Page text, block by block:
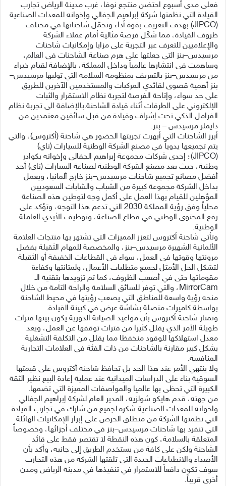
فعلى مدى أسبوع احتضن منتجع نوفا، غرب مدينة الرياض تجارب
القيادة التي نظمتها شركة إبراهيم الجفالي وإخوانه للمعدات الصناعية
(JIPCO) بهدف التعريف بقوة أداء وتحمّل شاحناتها في مختلف
ظروف القيادة، مما شكّل فرصة مثالية أمام عملاء الشركة
والإعلاميين للتعرف عبر التجربة على مزايا وإمكانيات شاحنات
مرسيدس–بنز التي جعلتها على هرم صناعة الشاحنات في العالم،
وساهمت في انتشارها عالمياً وداخل المملكة، بالإضافة لقيام خبراء
من مرسيدس–بنز بالتعريف بمنظومة السلامة التي توليها مرسيدس–
بنز أهمية قصوى لقائدي المركبات والمستخدمين الآخرين للطريق
على حد سواء، وإتاحة الفرصة لتجربة نظام الاستقرار والثبات
الإلكتروني على الطرقات أثناء قيادة الشاحنة.بالإضافة الى تجربة نظام
الفرامل الذكي تحت إشراف وقيادة من قبل سائقين معتمدين من
دايملر مرسيدس – بنز.
أبرز الشاحنات التي أبهرت تجربتها الحضور هي شاحنة (أكتروس)، والتي
يتم تجميعها يدوياً في مصنع الشركة الوطنية للسيارات (ناي)
(JIPCO)؛ إحدى شركات مجموعة إبراهيم الجفالي وإخوانه بكوادر
وطنية، حيث يعد مصنع الشركة الوطنية لصناعة السيارات (ناي) أحد
أفضل مصانع تجميع شاحنات مرسيدس–بنز خارج ألمانيا، ويعمل
بداخل الشركة مجموعة كبيرة من الشباب والشابات السعوديين
المؤهلين للقيام بهذا العمل على أكمل وجه لتوطين هذه الصناعة
محلياً وفق رؤية المملكة 2030 التي تدعم هذا التوجه، وتؤكد على
رفع المحتوى الوطني في قطاع الصناعة، وتوظيف الأيدي العاملة
الوطنية.
وتأتي شاحنة أكتروس لتعزز المميزات التي تشتهر بها منتجات العلامة
الألمانية الشهيرة مرسيدس–بنز، والمخصصة للمهام الثقيلة بفضل
مرونتها وقوتها في العمل، سواء في القطاعات الخفيفة أو الثقيلة
لتشكل الحل الأمثل لجميع متطلبات الأعمال، ولمتانتها وكفاءة
مقوماتها حتى في أصعب الظروف، كما تم تزويدها بتقنية الـ
MirrorCam، والتي توفر للسائق السلامة والراحة التامة من خلال
منحه رؤية واسعة للمناطق التي يصعب رؤيتها في محيط الشاحنة
بواسطة كاميرات متصلة بشاشة عرض في كبينة القيادة.
وتمتاز شاحنة أكتروس بأن مواعيد الصيانة الدورية يكون بينها فترات
طويلة الأمر الذي يقلل كثيرا من فترات توقفها عن العمل، ويعد
معدل استهلاكها للوقود منخفظا مما يقلل من التكلفة التشغلية
بشكل كبير مقارنة بالشاحنات من ذات الفئة في العلامات التجارية
المنافسة.
ولا ينتهي الأمر عند هذا الحد بل تحافظ شاحنة أكتروس على قيمتها
السوقية بناء على الدراسات الميدانية عند عملية إعادة البيع نظير الثقة
الكبيرة التي تحظى بها عالميا والمواصفات المميزة التي تضمها.
من جهته، قدم هايكو شولزيه، المدير العام لشركة إبراهيم الجفالي
واخوانه للمعدات الصناعية شكره لجميع من شارك في تجارب القيادة
التي نظمتها الشركة من منطلق الحرص على إبراز الإمكانيات الهائلة
التي تنفرد بها شاحنات مرسيدس–بنز في مختلف أجزائها، وخصوصاً
المتعلقة بالسلامة، كون هذه النقطة لا تقتصر فقط على قائد
الشاحنة ولكن على كافة من يستخدم الطريق إلى جانبه، وأكد بأن
الأصداء والانطباعات الجيدة التي تلقتها الشركة من هذه التجارب
سوف تكون دافعاً للاستمرار في تنفيذها في مدينة الرياض ومدن
أخرى قريباً.